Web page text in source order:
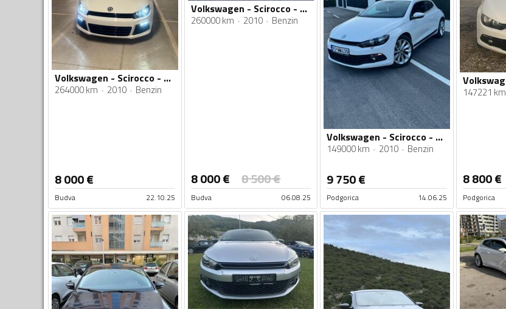
Volkswagen - Scirocco - 1.4tsi
264000 km 2010 Benzin
8 000€
Budva 22.10.25
Volkswagen - Scirocco - 1.4 TSI
260000 km 2010 Benzin
8 000€ 8 500€
Budva 06.08.25
Volkswagen - Scirocco - 1.4 TSI
149000 km 2010 Benzin
9 750€
Podgorica 14.06.25
147221 km
8 800€
Podgorica